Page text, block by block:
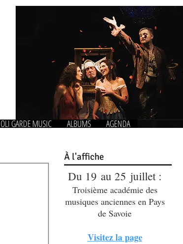
OLI GARDE MUSIC ALBUMS AGENDA
À l'affiche
Du 19 au 25 juillet :
Troisième académie des
musiques anciennes en Pays
de Savoie
Visitez la page